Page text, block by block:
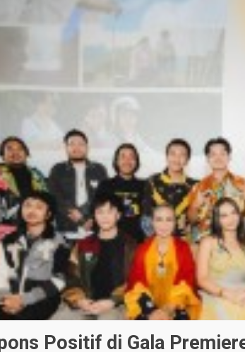
Positif di Gala